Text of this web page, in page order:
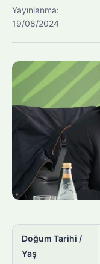
Yayınlanma:
19/08/2024
Doğum Tarihi /
Yaş